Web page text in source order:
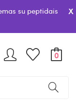
su peptidais
x
0